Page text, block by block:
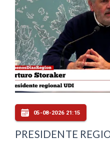
05-08-2026 21:15
PRESIDENTE